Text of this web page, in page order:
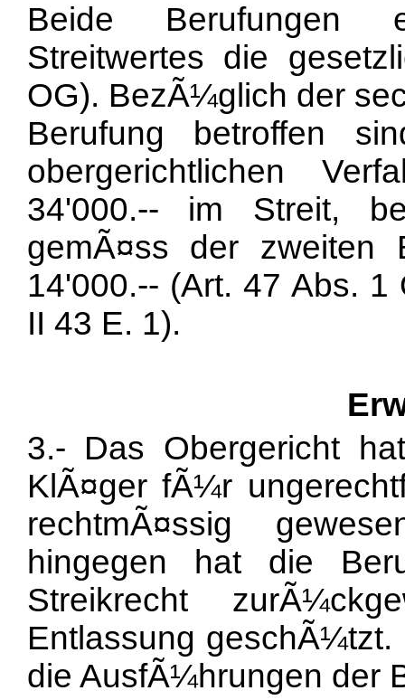
Beide Berufungen
Streitwertes die
OG). BezÃ¼glich der
Berufung betroffen
obergerichtlichen
34'000.-- im Streit,
gemÃ¤ss der zweiten
14'000.-- (Art. 47 Abs.
II 43 E. 1).
3.- Das Obergericht
KlÃ¤ger fÃ¼r
rechtmÃ¤ssig
hingegen hat die
Streikrecht
Entlassung
die AusfÃ¼hrungen der